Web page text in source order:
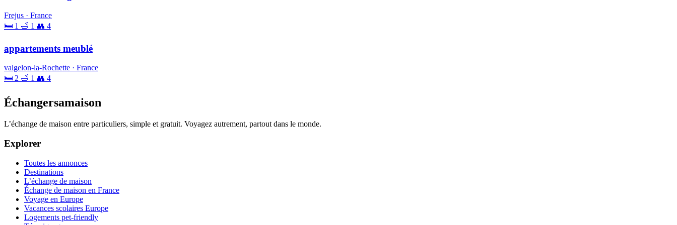
Frejus · France
🛏 1 🛁 1 👥 4
appartements meublé
valgelon-la-Rochette · France
🛏 2 🛁 1 👥 4
Échangersamaison
L’échange de maison entre particuliers, simple et gratuit. Voyagez autrement, partout dans le monde.
Explorer
Toutes les annonces
Destinations
L’échange de maison
Échange de maison en France
Voyage en Europe
Vacances scolaires Europe
Logements pet-friendly